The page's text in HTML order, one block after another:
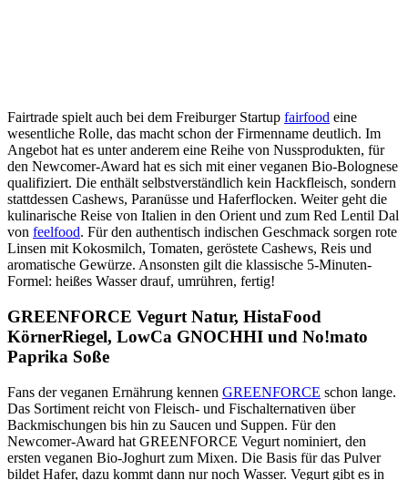
Fairtrade spielt auch bei dem Freiburger Startup fairfood eine
wesentliche Rolle, das macht schon der Firmenname deutlich. Im
Angebot hat es unter anderem eine Reihe von Nussprodukten, für
den Newcomer-Award hat es sich mit einer veganen Bio-Bolognese
qualifiziert. Die enthält selbstverständlich kein Hackfleisch, sondern
stattdessen Cashews, Paranüsse und Haferflocken. Weiter geht die
kulinarische Reise von Italien in den Orient und zum Red Lentil Dal
von feelfood. Für den authentisch indischen Geschmack sorgen rote
Linsen mit Kokosmilch, Tomaten, geröstete Cashews, Reis und
aromatische Gewürze. Ansonsten gilt die klassische 5-Minuten-
Formel: heißes Wasser drauf, umrühren, fertig!
GREENFORCE Vegurt Natur, HistaFood
KörnerRiegel, LowCa GNOCHHI und No!mato
Paprika Soße
Fans der veganen Ernährung kennen GREENFORCE schon lange.
Das Sortiment reicht von Fleisch- und Fischalternativen über
Backmischungen bis hin zu Saucen und Suppen. Für den
Newcomer-Award hat GREENFORCE Vegurt nominiert, den
ersten veganen Bio-Joghurt zum Mixen. Die Basis für das Pulver
bildet Hafer, dazu kommt dann nur noch Wasser. Vegurt gibt es in